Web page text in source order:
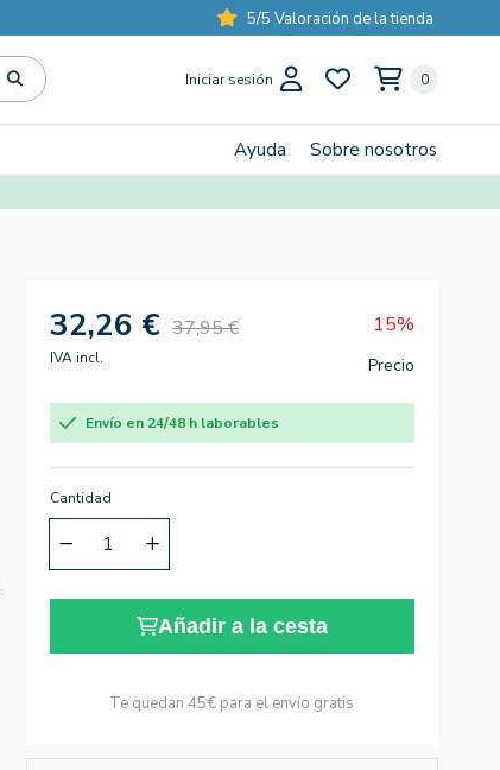
5/5 Valoración de la tienda
Iniciar sesión 0
Ayuda Sobre nosotros
32,26 € 37,95 € 15%
IVA incl. Precio
Envío en 24/48 h laborables
Cantidad
Añadir a la cesta
Te quedan 45€ para el envío gratis